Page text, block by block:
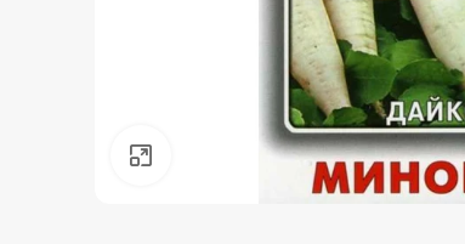
Нажмите, чтобы увеличить